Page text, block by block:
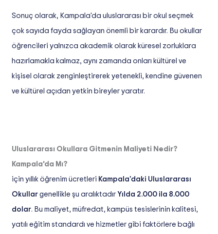
Sonuç olarak, Kampala'da uluslararası bir okul seçmek
çok sayıda fayda sağlayan önemli bir karardır. Bu okullar
öğrencileri yalnızca akademik olarak küresel zorluklara
hazırlamakla kalmaz, aynı zamanda onları kültürel ve
kişisel olarak zenginleştirerek yetenekli, kendine güvenen
ve kültürel açıdan yetkin bireyler yaratır.
Uluslararası Okullara Gitmenin Maliyeti Nedir?
Kampala'da Mı?
için yıllık öğrenim ücretleri Kampala'daki Uluslararası
Okullar genellikle şu aralıktadır Yılda 2.000 ila 8.000
dolar. Bu maliyet, müfredat, kampüs tesislerinin kalitesi,
yatılı eğitim standardı ve hizmetler gibi faktörlere bağlı